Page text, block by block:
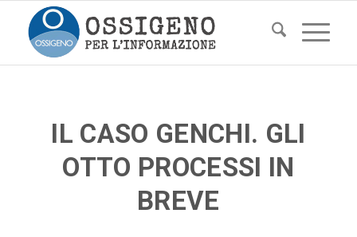
IL CASO GENCHI. GLI
OTTO PROCESSI IN
BREVE